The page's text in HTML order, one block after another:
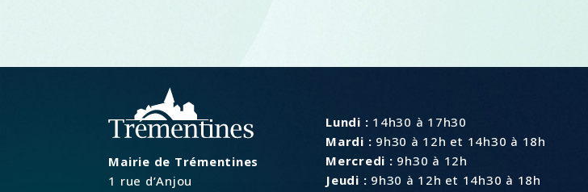
Mairie de Trémentines
1 rue d’Anjou
Lundi : 14h30 à 17h30
Mardi : 9h30 à 12h et 14h30 à 18h
Mercredi : 9h30 à 12h
Jeudi : 9h30 à 12h et 14h30 à 18h